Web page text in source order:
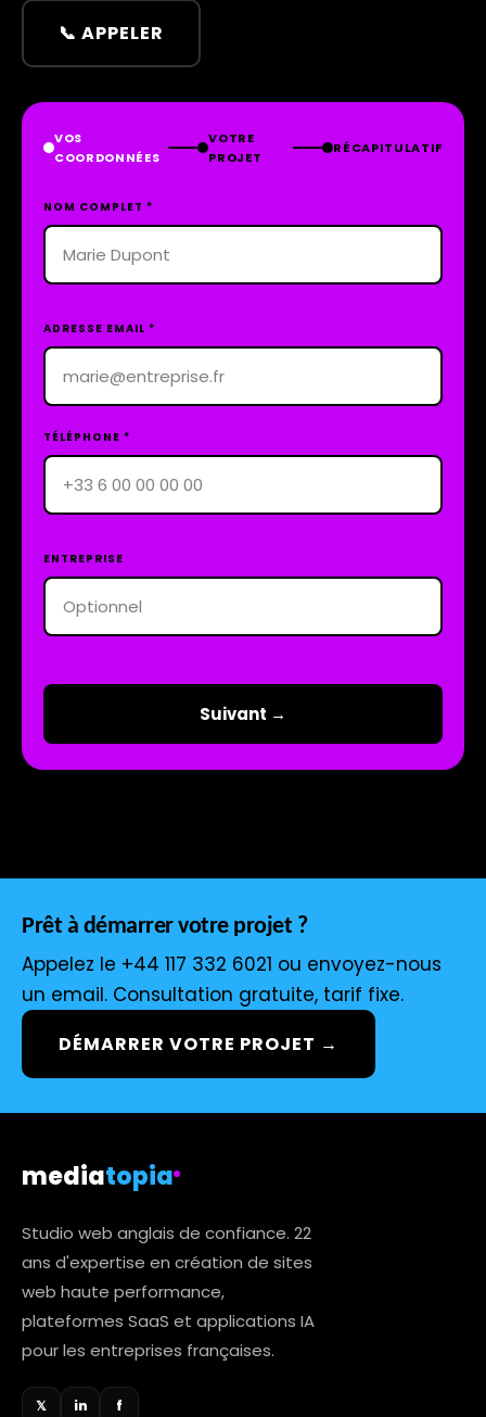
📞 APPELER
VOS
COORDONNÉES
VOTRE
PROJET
RÉCAPITULATIF
NOM COMPLET *
ADRESSE EMAIL *
TÉLÉPHONE *
ENTREPRISE
Suivant →
Prêt à démarrer votre projet ?
Appelez le +44 117 332 6021 ou envoyez-nous
un email. Consultation gratuite, tarif fixe.
DÉMARRER VOTRE PROJET →
mediatopia
Studio web anglais de confiance. 22
ans d'expertise en création de sites
web haute performance,
plateformes SaaS et applications IA
pour les entreprises françaises.
𝕏 in f